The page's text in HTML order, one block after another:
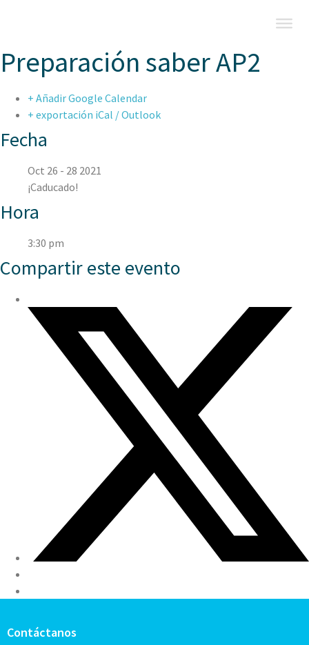
Preparación saber AP2
+ Añadir Google Calendar
+ exportación iCal / Outlook
Fecha
Oct 26 - 28 2021
¡Caducado!
Hora
3:30 pm
Compartir este evento
Contáctanos